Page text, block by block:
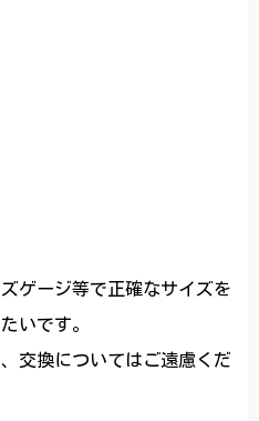
ゲージ等で正確なサイズを
いです。
交換についてはご遠慮くだ